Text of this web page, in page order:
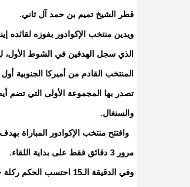
قطر الشيخ تميم بن حمد آل ثاني.
ويدين منتخب الإكوادور بفوزه لقائده
الذي سجل الهدفين في الشوط الأول،
تصدر بها المجموعة الأولى التي تضم
والسنغال.
وافتتح منتخب الإكوادور المباراة
مرور 3 دقائق فقط على بداية اللقاء.
وفي الدقيقة الـ15